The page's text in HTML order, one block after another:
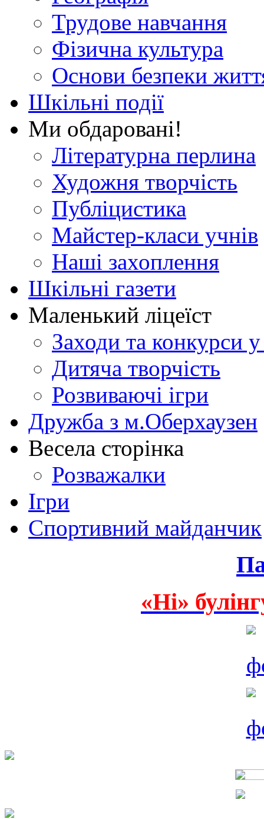
Трудове навчання
Фізична культура
Основи безпеки
Шкільні події
Ми обдаровані!
Літературна перлина
Художня творчість
Публіцистика
Майстер-класи учнів
Наші захоплення
Шкільні газети
Маленький ліцеїст
Заходи та конкурси у
Дитяча творчість
Розвиваючі ігри
Дружба з м.Оберхаузен
Весела сторінка
Розважалки
Ігри
Спортивний майданчик
«Ні»